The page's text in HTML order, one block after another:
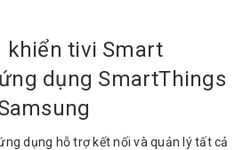
khiển tivi Smart
dụng SmartThings
dụng hỗ trợ kết nối và quản lý tất cả